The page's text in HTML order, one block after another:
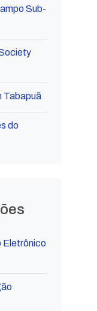
Sub-
Tabapuã
do
Eletrônico